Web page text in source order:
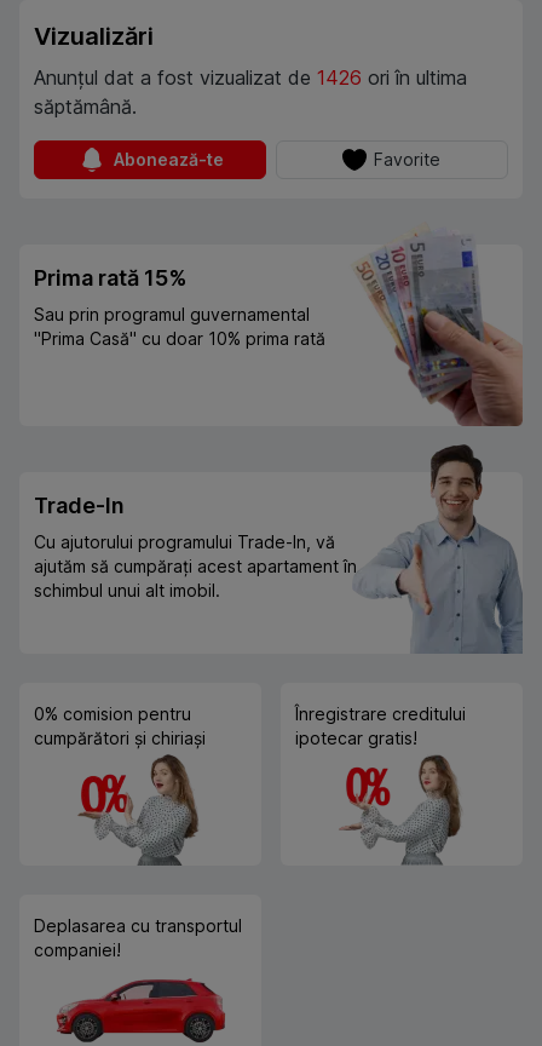
Vizualizări
Anunțul dat a fost vizualizat de 1426 ori în ultima
săptămână.
Abonează-te Favorite
Prima rată 15%
Sau prin programul guvernamental
"Prima Casă" cu doar 10% prima rată
Trade-In
Cu ajutorului programului Trade-In, vă
ajutăm să cumpărați acest apartament în
schimbul unui alt imobil.
0% comision pentru
cumpărători și chiriași
Înregistrare creditului
ipotecar gratis!
Deplasarea cu transportul
companiei!